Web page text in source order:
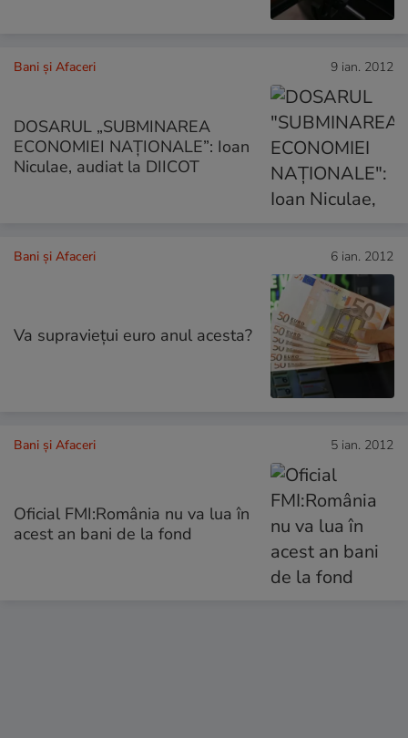
Bani și Afaceri 9 ian. 2012
DOSARUL „SUBMINAREA
ECONOMIEI NAŢIONALE”: Ioan
Niculae, audiat la DIICOT
Bani și Afaceri 6 ian. 2012
Va supravieţui euro anul acesta?
Bani și Afaceri 5 ian. 2012
Oficial FMI:România nu va lua în
acest an bani de la fond